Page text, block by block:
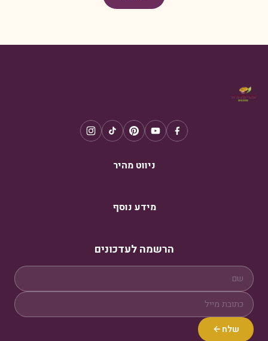
ניווט מהיר
מידע נוסף
הרשמה לעדכונים
שלח